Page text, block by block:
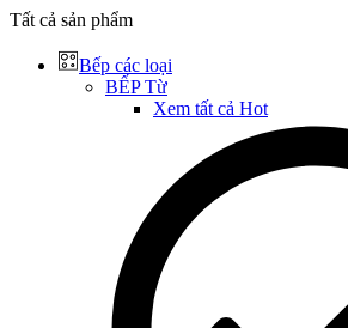
Tất cả sản phẩm
Bếp các loại
BẾP Từ
Xem tất cả Hot